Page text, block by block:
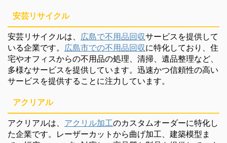
安芸リサイクル
安芸リサイクルは、 広島で不用品回収サービスを提供して
いる企業です。 広島市での不用品回収に特化しており、住
宅やオフィスからの不用品の処理、清掃、遺品整理など、
多様なサービスを提供しています。迅速かつ信頼性の高い
サービスを提供することに注力しています。
アクリアル
アクリアルは、 アクリル加工のカスタムオーダーに特化し
た企業です。レーザーカットから曲げ加工、建築模型ま